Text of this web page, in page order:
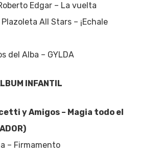
Edgar – La vuelta
All Stars – ¡Echale
del Alba – GYLDA
INFANTIL
y Amigos – Magia todo el
– Firmamento